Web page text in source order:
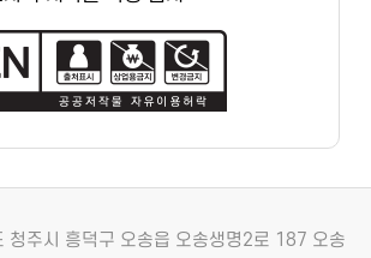
청주시 흥덕구 오송읍 오송생명2로 187 오송